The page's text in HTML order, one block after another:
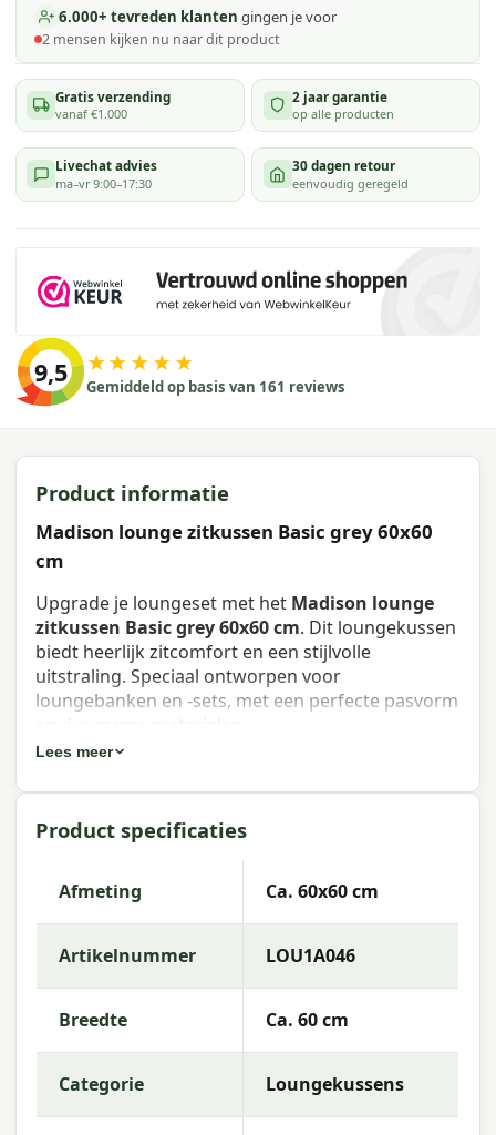
6.000+ tevreden klanten gingen je voor
2 mensen kijken nu naar dit product
Gratis verzending
vanaf €1.000
2 jaar garantie
op alle producten
Livechat advies
ma–vr 9:00–17:30
30 dagen retour
eenvoudig geregeld
9,5 ★★★★★
Gemiddeld op basis van 161 reviews
Product informatie
Madison lounge zitkussen Basic grey 60x60
cm
Upgrade je loungeset met het Madison lounge
zitkussen Basic grey 60x60 cm. Dit loungekussen
biedt heerlijk zitcomfort en een stijlvolle
uitstraling. Speciaal ontworpen voor
loungebanken en -sets, met een perfecte pasvorm
Artikelnummer:
EAN:8713229223656
Afmeting:Ca. 60x60 cm
Stof:95% Polyester, 5% other fibers
Vulling:Mix SG-20
Lees meer
Product specificaties
Afmeting Ca. 60x60 cm
Artikelnummer LOU1A046
Breedte Ca. 60 cm
Categorie Loungekussens